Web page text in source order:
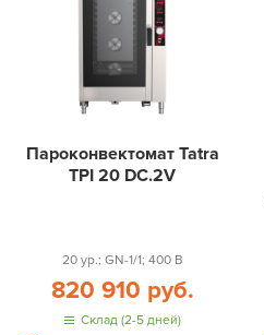
Пароконвектомат Tatra
TPI 20 DC.2V
20 ур.; GN-1/1; 400 В
820 910 руб.
Склад (2-5 дней)